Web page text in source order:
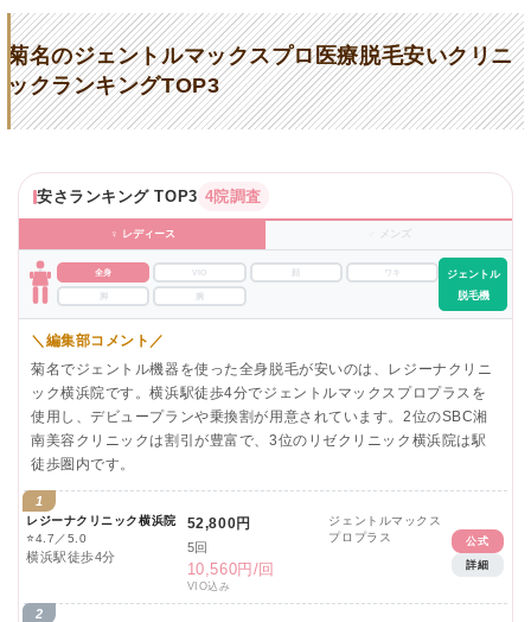
菊名のジェントルマックスプロ医療脱毛安いクリニ
ックランキングTOP3
安さランキング TOP3 4院調査
♀ レディース ♂ メンズ
全身 VIO ワキ
脚
ジェントル
脱毛機
＼編集部コメント／
菊名でジェントル機器を使った全身脱毛が安いのは、レジーナクリニ
ック横浜院です。横浜駅徒歩4分でジェントルマックスプロプラスを
使用し、デビュープランや乗換割が用意されています。2位のSBC湘
南美容クリニックは割引が豊富で、3位のリゼクリニック横浜院は駅
徒歩圏内です。
1
レジーナクリニック横浜院
⭐4.7／5.0
横浜駅徒歩4分
52,800円
5回
10,560円/回
VIO込み
ジェントルマックス
プロプラス
公式
詳細
2